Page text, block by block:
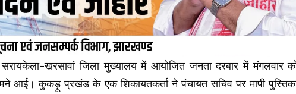
सरायकेला-खरसावां जिला मुख्यालय में आयोजित जनता दरबार में मंगलवार
आई। कुकड़ू प्रखंड के एक शिकायतकर्ता ने पंचायत सचिव पर मापी